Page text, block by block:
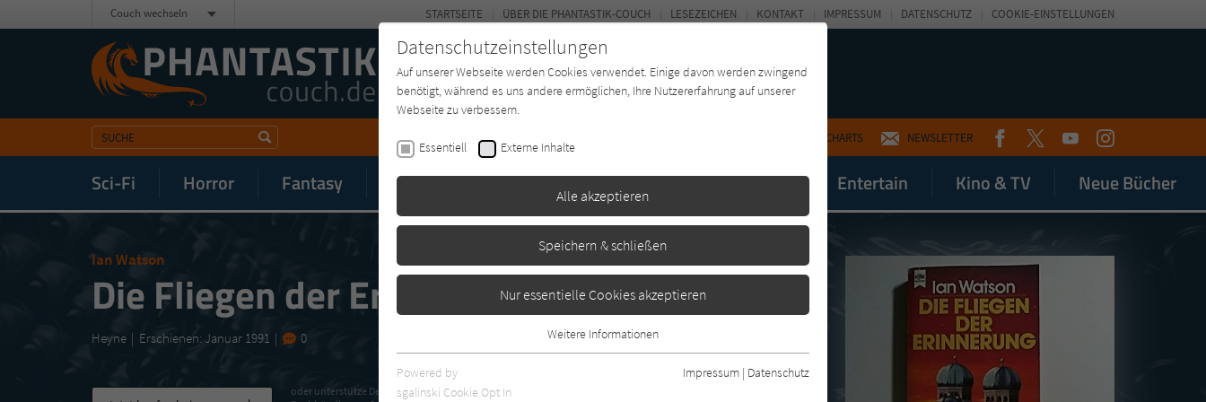
CHARTS NEWSLETTER FACEBOOKTWITTERYOUTUBEINSTAGRAM
Sci-Fi Horror Fantasy Mystery Buchtyp Autor*in Magazin Entertain Kino & TV Neue Bücher
STARTSEITE ÜBER DIE PHANTASTIK-COUCH LESEZEICHEN KONTAKT IMPRESSUM DATENSCHUTZ COOKIE-EINSTELLUNGEN
Couch wechseln
Ian Watson
Die Fliegen der Erinnerung
Heyne Erschienen: Januar 1991 0
oder unterstütze Deinen
Datenschutzeinstellungen
Auf unserer Webseite werden Cookies verwendet. Einige davon werden zwingend
benötigt, während es uns andere ermöglichen, Ihre Nutzererfahrung auf unserer
Webseite zu verbessern.
Essentiell Externe Inhalte
Alle akzeptieren
Speichern & schließen
Nur essentielle Cookies akzeptieren
Essentielle Cookies werden für grundlegende Funktionen der Webseite
benötigt. Dadurch ist gewährleistet, dass die Webseite einwandfrei
Weitere Informationen
Powered by
sgalinski Cookie Opt In
Impressum | Datenschutz